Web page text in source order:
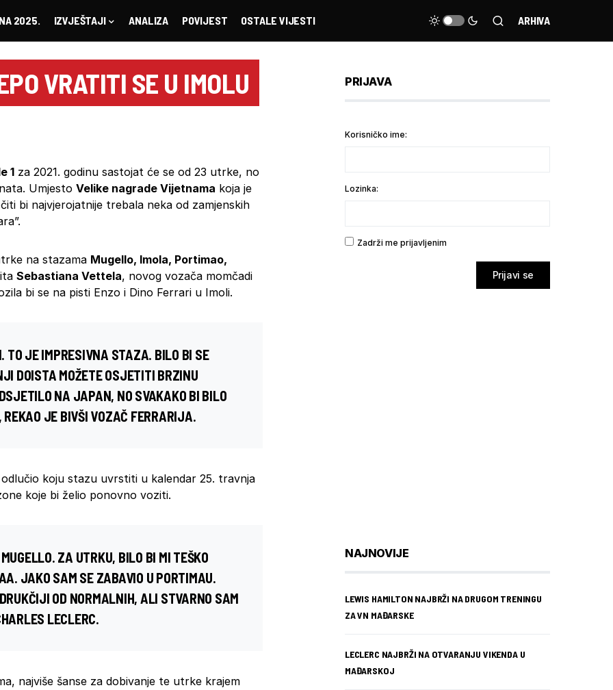
2025. IZVJEŠTAJI ANALIZA POVIJEST OSTALE VIJESTI ARHIVA
VRATITI SE U IMOLU
1 za 2021. godinu sastojat će se od 23 utrke, no
Umjesto Velike nagrade Vijetnama koja je
bi najvjerojatnije trebala neka od zamjenskih
na stazama Mugello, Imola, Portimao,
Sebastiana Vettela, novog vozača momčadi
bi se na pisti Enzo i Dino Ferrari u Imoli.
TO JE IMPRESIVNA STAZA. BILO BI SE
DOISTA MOŽETE OSJETITI BRZINU
NA JAPAN, NO SVAKAKO BI BILO
JE BIVŠI VOZAČ FERRARIJA.
koju stazu uvrstiti u kalendar 25. travnja
koje bi želio ponovno voziti.
ZA UTRKU, BILO BI MI TEŠKO
JAKO SAM SE ZABAVIO U PORTIMAU.
OD NORMALNIH, ALI STVARNO SAM
LECLERC.
najviše šanse za dobivanje te utrke krajem
PRIJAVA
Korisničko ime:
Lozinka:
Zadrži me prijavljenim
Prijavi se
NAJNOVIJE
LEWIS HAMILTON NAJBRŽI NA DRUGOM TRENINGU
ZA VN MAĐARSKE
LECLERC NAJBRŽI NA OTVARANJU VIKENDA U
MAĐARSKOJ